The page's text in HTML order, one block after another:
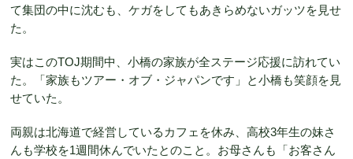
て集団の中に沈むも、ケガをしてもあきらめないガッツを見せ
た。
実はこのTOJ期間中、小橋の家族が全ステージ応援に訪れてい
た。「家族もツアー・オブ・ジャパンです」と小橋も笑顔を見
せていた。
両親は北海道で経営しているカフェを休み、高校3年生の妹さ
んも学校を1週間休んでいたとのこと。お母さんも「お客さん